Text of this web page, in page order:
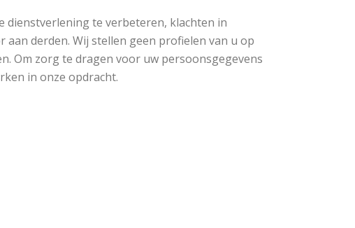
dienstverlening te verbeteren, klachten in
derden. Wij stellen geen profielen van u op
Om zorg te dragen voor uw persoonsgegevens
in onze opdracht.